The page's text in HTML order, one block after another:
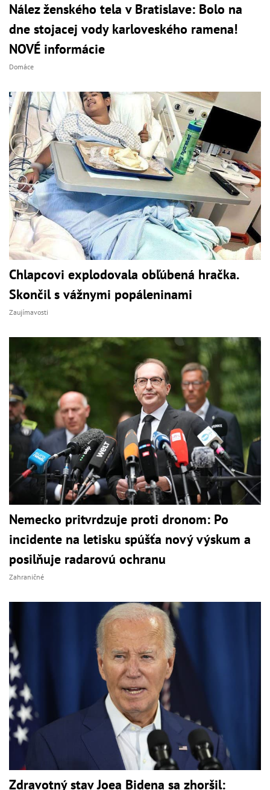
Nález ženského tela v Bratislave: Bolo na
dne stojacej vody karloveského ramena!
NOVÉ informácie
Domáce
Chlapcovi explodovala obľúbená hračka.
Skončil s vážnymi popáleninami
Zaujímavosti
Nemecko pritvrdzuje proti dronom: Po
incidente na letisku spúšťa nový výskum a
posilňuje radarovú ochranu
Zahraničné
Zdravotný stav Joea Bidena sa zhoršil: